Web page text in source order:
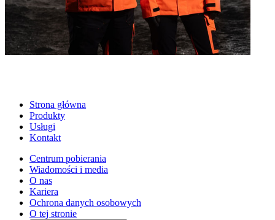
Strona główna
Produkty
Usługi
Kontakt
Centrum pobierania
Wiadomości i media
O nas
Kariera
Ochrona danych osobowych
O tej stronie